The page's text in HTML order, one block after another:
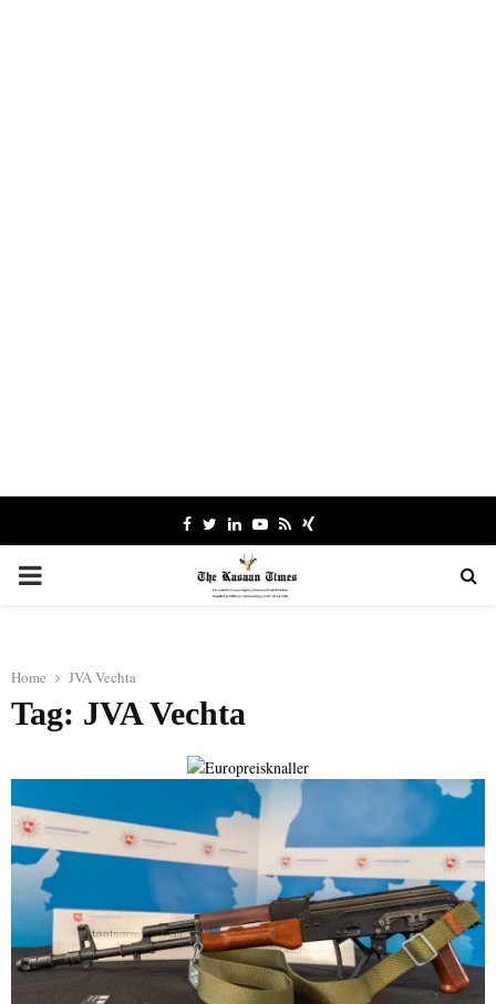
Facebook
TwitterLinkedinYoutube
RssXing
PRIMARY
Home JVA Vechta
Tag: JVA Vechta